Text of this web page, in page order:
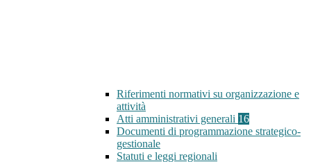
Riferimenti normativi su organizzazione e
attività
Atti amministrativi generali 16
Documenti di programmazione strategico-
gestionale
Statuti e leggi regionali